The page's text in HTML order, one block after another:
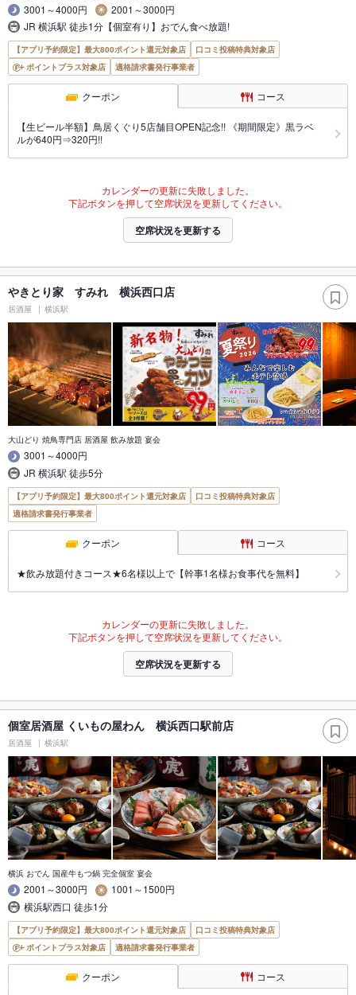
3001～4000円
2001～3000円
JR 横浜駅 徒歩1分【個室有り】おでん食べ放題!
【アプリ予約限定】最大800ポイント還元対象店
口コミ投稿特典対象店
ポイントプラス対象店
適格請求書発行事業者
クーポン コース
【生ビール半額】鳥居くぐり5店舗目OPEN記念!! 《期間限定》黒ラベ
ルが640円⇒320円!!
カレンダーの更新に失敗しました。
下記ボタンを押して空席状況を更新してください。
空席状況を更新する
やきとり家 すみれ 横浜西口店
居酒屋 横浜駅
大山どり 焼鳥専門店 居酒屋 飲み放題 宴会
3001～4000円
JR 横浜駅 徒歩5分
【アプリ予約限定】最大800ポイント還元対象店
口コミ投稿特典対象店
適格請求書発行事業者
クーポン コース
★飲み放題付きコース★6名様以上で【幹事1名様お食事代を無料】
カレンダーの更新に失敗しました。
下記ボタンを押して空席状況を更新してください。
空席状況を更新する
個室居酒屋 くいもの屋わん 横浜西口駅前店
居酒屋 横浜駅
横浜 おでん 国産牛もつ鍋 完全個室 宴会
2001～3000円
1001～1500円
横浜駅西口 徒歩1分
【アプリ予約限定】最大800ポイント還元対象店
口コミ投稿特典対象店
ポイントプラス対象店
適格請求書発行事業者
クーポン コース